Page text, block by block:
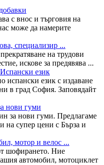
с внос и търговия на
може да намерите
специализир ...
на трудови
искове за предявява ...
език
испански език с издаване
в град София. Заповядайт
нови гуми
за нови гуми. Предлагаме
на супер цени с Бърза и
мотор и велос ...
шофирането. Ние
автомобил, мотоциклет